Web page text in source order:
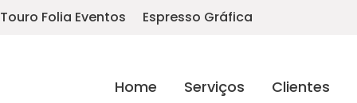
Touro Folia Eventos Espresso Gráfica
Home Serviços Clientes